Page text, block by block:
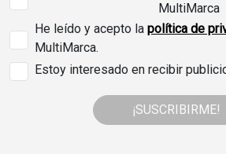
MultiMarca
He leído y acepto la política de
MultiMarca.
Estoy interesado en recibir
¡SUSCRIBIRME!